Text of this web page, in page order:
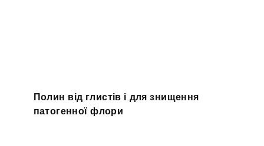
Полин від глистів і для знищення
патогенної флори